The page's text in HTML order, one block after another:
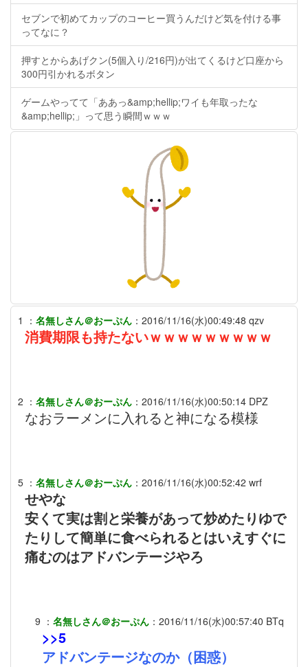
セブンで初めてカップのコーヒー買うんだけど気を付ける事
ってなに？
押すとからあげクン(5個入り/216円)が出てくるけど口座から
300円引かれるボタン
ゲームやってて「ああっ&amp;hellip;ワイも年取ったな
&amp;hellip;」って思う瞬間ｗｗｗ
1 ： 名無しさん＠おーぷん ： 2016/11/16(水)00:49:48 qzv
消費期限も持たないｗｗｗｗｗｗｗｗｗ
2 ： 名無しさん＠おーぷん ： 2016/11/16(水)00:50:14 DPZ
なおラーメンに入れると神になる模様
5 ： 名無しさん＠おーぷん ： 2016/11/16(水)00:52:42 wrf
せやな
安くて実は割と栄養があって炒めたりゆで
たりして簡単に食べられるとはいえすぐに
痛むのはアドバンテージやろ
9 ： 名無しさん＠おーぷん ： 2016/11/16(水)00:57:40 BTq
>>5
アドバンテージなのか（困惑）